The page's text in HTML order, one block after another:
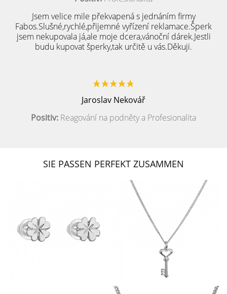
Jsem velice mile překvapená s jednáním firmy
Fabos.Slušné,rychlé,přijemné vyřízení reklamace.Šperk
jsem nekupovala já,ale moje dcera,vánoční dárek.Jestli
budu kupovat šperky,tak určitě u vás.Děkuji.
Jaroslav Nekovář
Positiv: Reagování na podněty a Profesionalita
SIE PASSEN PERFEKT ZUSAMMEN